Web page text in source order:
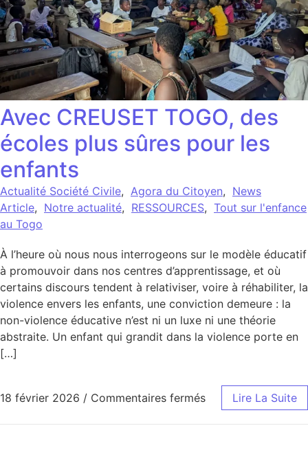
Avec CREUSET TOGO, des
écoles plus sûres pour les
enfants
Actualité Société Civile, Agora du Citoyen, News
Article, Notre actualité, RESSOURCES, Tout sur l'enfance
au Togo
À l’heure où nous nous interrogeons sur le modèle éducatif
à promouvoir dans nos centres d’apprentissage, et où
certains discours tendent à relativiser, voire à réhabiliter, la
violence envers les enfants, une conviction demeure : la
non-violence éducative n’est ni un luxe ni une théorie
abstraite. Un enfant qui grandit dans la violence porte en
[…]
18 février 2026 / Commentaires ferméssur AvecLire La Suite